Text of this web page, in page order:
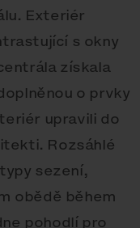
Exteriér
s okny
získala
o prvky
upravili do
Rozsáhlé
sezení,
obědě během
pohodlí pro